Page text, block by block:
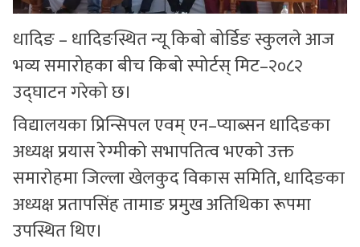
धादिङ – धादिङस्थित न्यू किबो बोर्डिङ स्कुलले आज
भव्य समारोहका बीच किबो स्पोर्टस् मिट–२०८२
उद्घाटन गरेको छ।
विद्यालयका प्रिन्सिपल एवम् एन–प्याब्सन धादिङका
अध्यक्ष प्रयास रेग्मीको सभापतित्व भएकाे उक्त
समाराेहमा जिल्ला खेलकुद विकास समिति, धादिङका
अध्यक्ष प्रतापसिंह तामाङ प्रमुख अतिथिका रूपमा
उपस्थित थिए।